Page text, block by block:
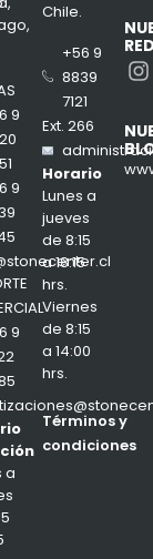
9
9
9
a
Chile.
+56 9
8839
7121
Ext. 266
Horario
Lunes a
jueves
de 8:15
a 18:15
hrs.
Viernes
de 8:15
a 14:00
hrs.
Términos y
condiciones